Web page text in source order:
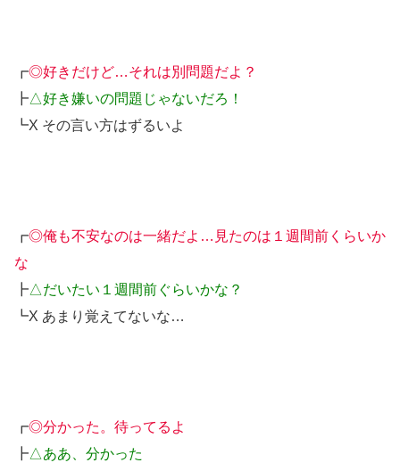
┏◎好きだけど…それは別問題だよ？
┣△好き嫌いの問題じゃないだろ！
┗X その言い方はずるいよ
┏◎俺も不安なのは一緒だよ…見たのは１週間前くらいか
な
┣△だいたい１週間前ぐらいかな？
┗X あまり覚えてないな…
┏◎分かった。待ってるよ
┣△ああ、分かった